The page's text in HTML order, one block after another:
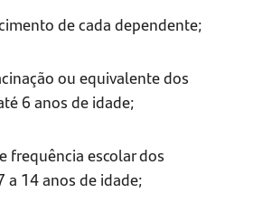
de cada dependente;
ou equivalente dos
6 anos de idade;
frequência escolar dos
a 14 anos de idade;